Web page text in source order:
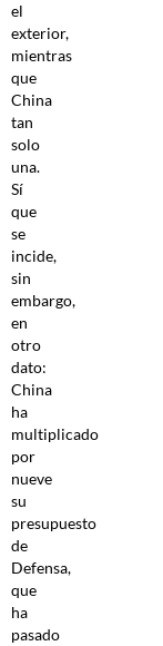
el
exterior,
mientras
que
China
tan
solo
una.
Sí
que
se
incide,
sin
embargo,
en
otro
dato:
China
ha
multiplicado
por
nueve
su
presupuesto
de
Defensa,
que
ha
pasado